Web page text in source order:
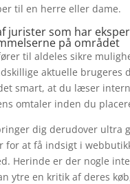
til en herre eller dame.
jurister som har
på området
til aldeles sikre
aktuelle brugeres
smart, at du læser
omtaler inden du
dig derudover ultra
for at få indsigt i
Herinde er der nogle
ytre en kritik af deres